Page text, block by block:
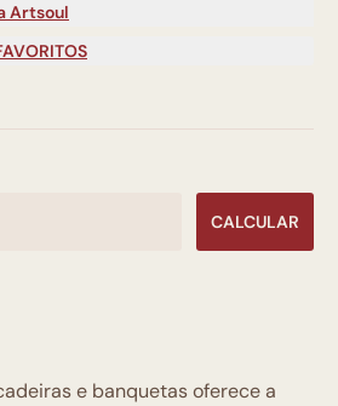
Artsoul
CALCULAR
e banquetas oferece a